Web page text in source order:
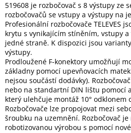
519608 je rozbočovač s 8 výstupy ze
rozbočovačů se vstupy a výstupy na
Profesionální rozbočovače TELEVES
krytu s vynikajícím stíněním, vstupy
jedné straně. K dispozici jsou
výstupy.
Prodloužené F-konektory umožňují
základny pomocí upevňovacích
nejsou součástí dodávky).
nebo na standartní DIN lištu pomocí
který ulehčuje montáž 10° odklonem
Rozbočovače lze propojovat mezi
šroubku na uzemnění. Rozbočovač je
robotizovanou výrobou s pomocí